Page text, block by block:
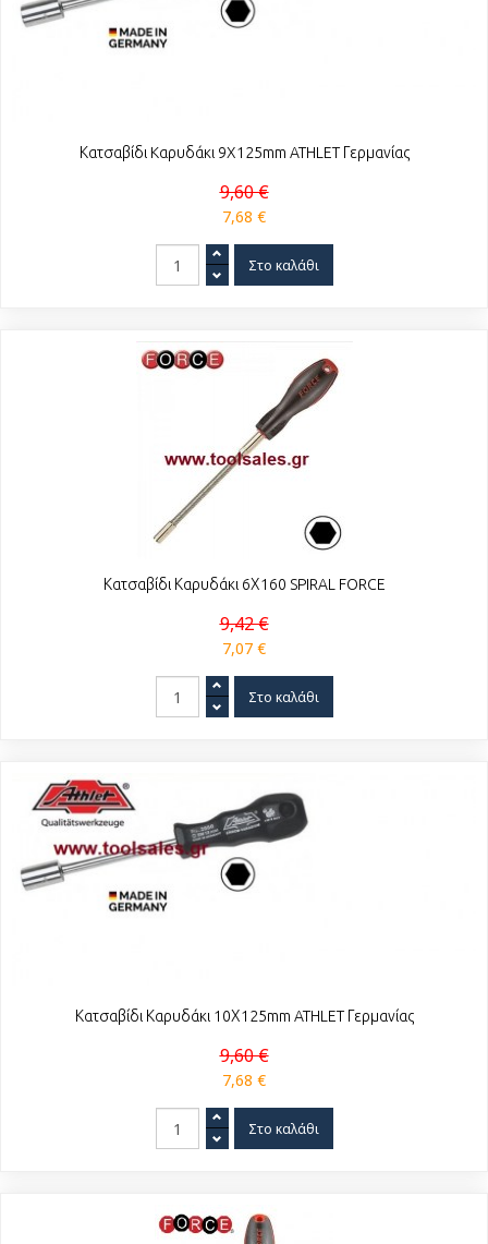
Κατσαβίδι Kαρυδάκι 9X125mm ATHLET Γερμανίας
9,60 €
7,68 €
Κατσαβίδι Καρυδάκι 6Χ160 SPIRAL FORCE
9,42 €
7,07 €
Κατσαβίδι Καρυδάκι 10Χ125mm ATHLET Γερμανίας
9,60 €
7,68 €